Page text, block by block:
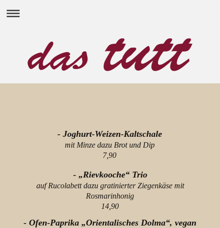
- Joghurt-Weizen-Kaltschale
mit Minze dazu Brot und Dip
7,90
- „Rievkooche“ Trio
auf Rucolabett dazu gratinierter Ziegenkäse mit
Rosmarinhonig
14,90
- Ofen-Paprika „Orientalisches Dolma“, vegan